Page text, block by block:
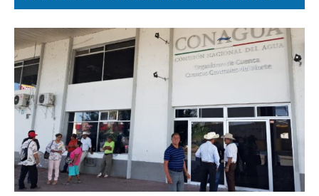
EL EXACTO
EXA INFORMA
GLOBO
CONTEXTOS
TRAYECTO LAGUNA
A MEDIA MAÑANA
DIÁLOGOS CON LA HISTORIA
TWEETS AND BEATS
LA MEJOR 97.1 ESTÉREO GALLITO
COLABORADORES
PC29
ACTUALIDADES GREM